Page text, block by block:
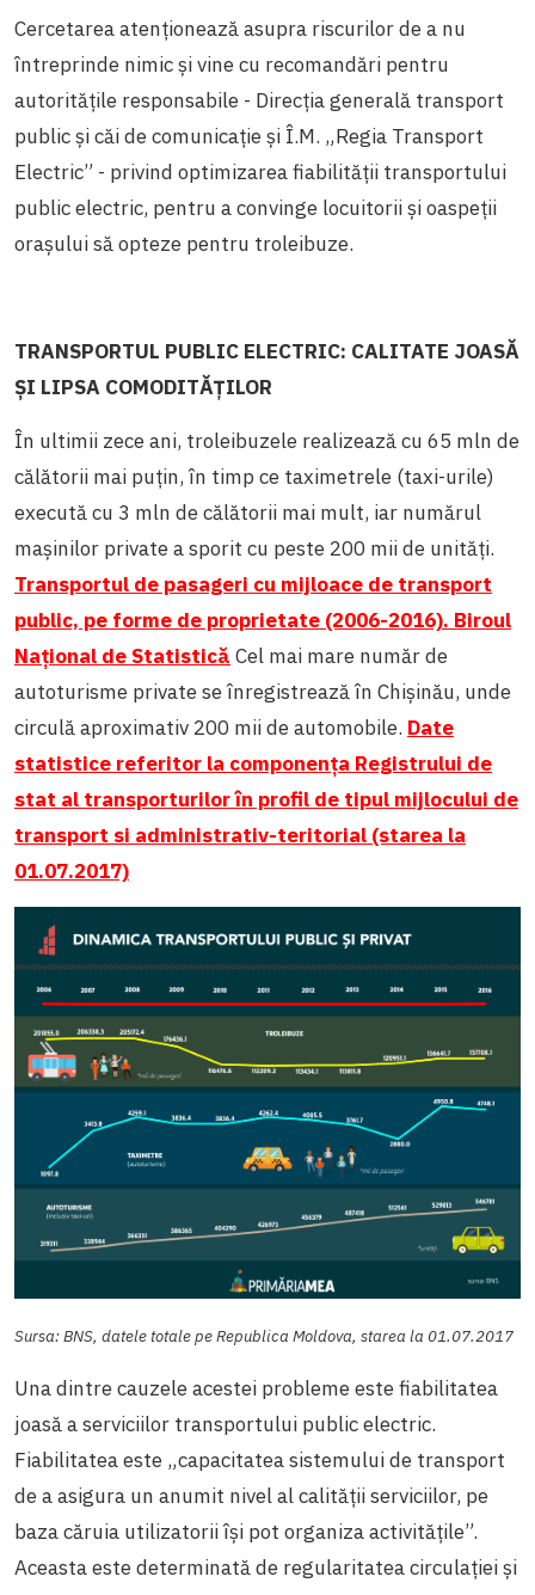
Cercetarea atenționează asupra riscurilor de a nu
întreprinde nimic și vine cu recomandări pentru
autoritățile responsabile - Direcția generală transport
public și căi de comunicație și Î.M. „Regia Transport
Electric” - privind optimizarea fiabilității transportului
public electric, pentru a convinge locuitorii și oaspeții
orașului să opteze pentru troleibuze.
TRANSPORTUL PUBLIC ELECTRIC: CALITATE JOASĂ
ȘI LIPSA COMODITĂȚILOR
În ultimii zece ani, troleibuzele realizează cu 65 mln de
călătorii mai puțin, în timp ce taximetrele (taxi-urile)
execută cu 3 mln de călătorii mai mult, iar numărul
mașinilor private a sporit cu peste 200 mii de unități.
Transportul de pasageri cu mijloace de transport
public, pe forme de proprietate (2006-2016). Biroul
Național de Statistică Cel mai mare număr de
autoturisme private se înregistrează în Chișinău, unde
circulă aproximativ 200 mii de automobile. Date
statistice referitor la componența Registrului de
stat al transporturilor în profil de tipul mijlocului de
transport si administrativ-teritorial (starea la
01.07.2017)
Sursa: BNS, datele totale pe Republica Moldova, starea la 01.07.2017
Una dintre cauzele acestei probleme este fiabilitatea
joasă a serviciilor transportului public electric.
Fiabilitatea este „capacitatea sistemului de transport
de a asigura un anumit nivel al calității serviciilor, pe
baza căruia utilizatorii își pot organiza activitățile”.
Aceasta este determinată de regularitatea circulației și